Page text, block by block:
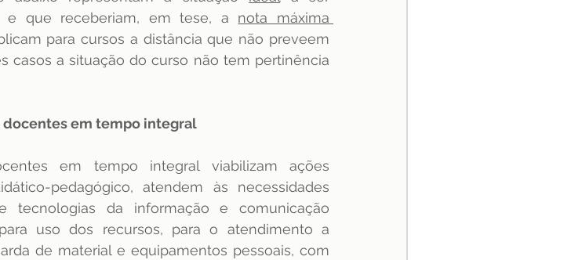
e que receberiam, em tese, a nota máxima
para cursos a distância que não preveem
casos a situação do curso não tem pertinência
docentes em tempo integral
em tempo integral viabilizam ações
pedagógico, atendem às necessidades
tecnologias da informação e comunicação
uso dos recursos, para o atendimento a
de material e equipamentos pessoais, com